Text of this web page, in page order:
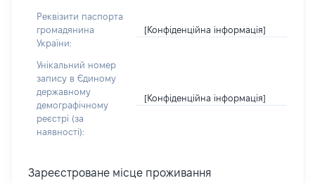
Реквізити паспорта
громадянина
України:
[Конфіденційна інформація]
Унікальний номер
запису в Єдиному
державному
демографічному
реєстрі (за
наявності):
[Конфіденційна інформація]
Зареєстроване місце проживання